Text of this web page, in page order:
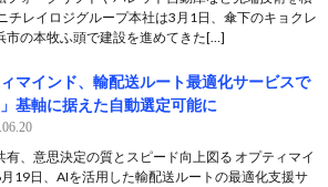
チレイロジグループ本社は3月1日、傘下のキョクレ
市の本牧ふ頭で建設を進めてきた[…]
マインド、輸配送ルート最適化サービスで
」基軸に据えた自動選定可能に
有、意思決定の質とスピード向上図る オプティマイ
19日、AIを活用した輸配送ルートの最適化支援サ